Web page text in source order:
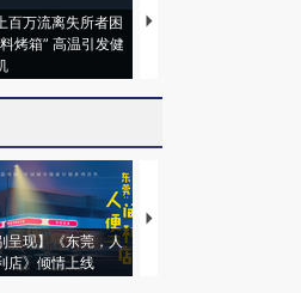
百万流离失所者困
烤箱” 高温引发健
视线｜HYROX的吸金
呈现】《东莞，人
店》倾情上线
【推广】走进第四届链博